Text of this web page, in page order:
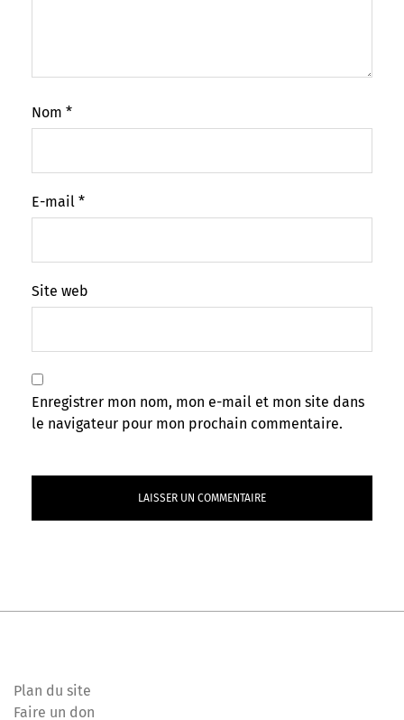
Nom *
E-mail *
Site web
Enregistrer mon nom, mon e-mail et mon site dans
le navigateur pour mon prochain commentaire.
Plan du site
Faire un don